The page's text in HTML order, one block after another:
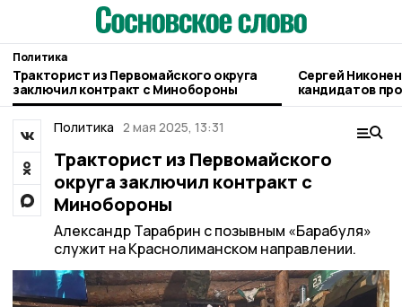
Политика
Тракторист из Первомайского округа
заключил контракт с Минобороны
Сергей
кандидатов
режиме,
Политика 2 мая 2025, 13:31
Тракторист из Первомайского
округа заключил контракт с
Минобороны
Александр Тарабрин с позывным «Барабуля»
служит на Краснолиманском направлении.